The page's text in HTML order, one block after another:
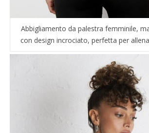
Abbigliamento da palestra femminile,
con design incrociato, perfetta per